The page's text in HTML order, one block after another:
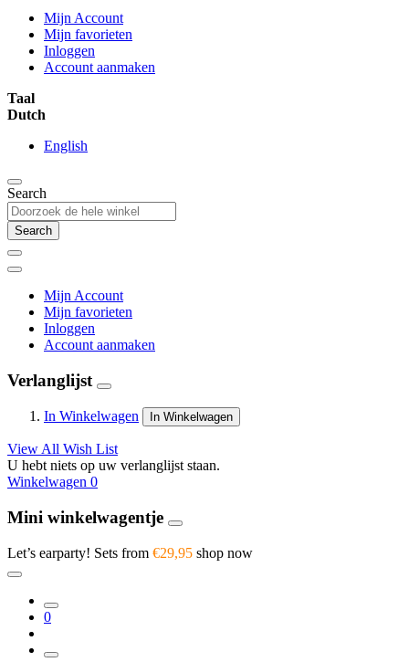
Mijn Account
Mijn favorieten
Inloggen
Account aanmaken
Taal
Dutch
English
Search
Search
Mijn Account
Mijn favorieten
Inloggen
Account aanmaken
Verlanglijst
In Winkelwagen In Winkelwagen
View All Wish List
U hebt niets op uw verlanglijst staan.
Winkelwagen 0
Mini winkelwagentje
Let’s earparty! Sets from €29,95 shop now
0